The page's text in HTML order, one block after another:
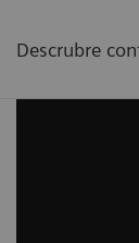
Descrubre